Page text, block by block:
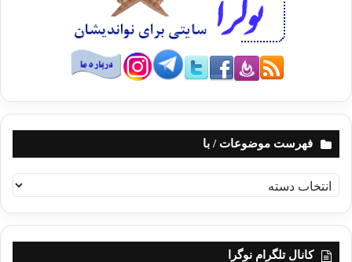
فهرست موضوعات / با
ه
ر
کانال تلگرام نوگرا